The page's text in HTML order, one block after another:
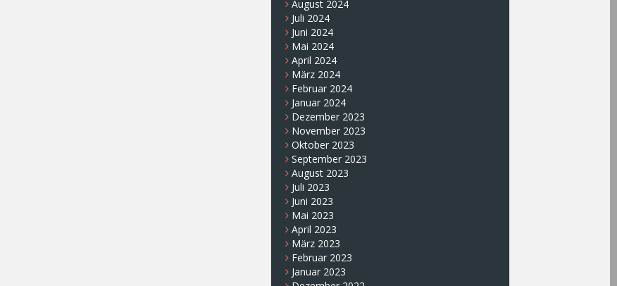
August 2024
Juli 2024
Juni 2024
Mai 2024
April 2024
März 2024
Februar 2024
Januar 2024
Dezember 2023
November 2023
Oktober 2023
September 2023
August 2023
Juli 2023
Juni 2023
Mai 2023
April 2023
März 2023
Februar 2023
Januar 2023